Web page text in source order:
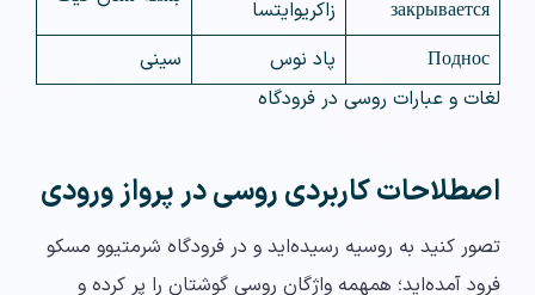
закрывается زاکریوایتسا
Поднос پاد نوس
سینی
لغات و عبارات روسی در فرودگاه
اصطلاحات کاربردی روسی در پرواز ورودی
تصور کنید به روسیه رسیده‌اید و در فرودگاه شرمتیوو مسکو
فرود آمده‌اید؛ همهمه واژگان روسی گوشتان را پر کرده و